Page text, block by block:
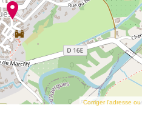
Corriger l’adresse